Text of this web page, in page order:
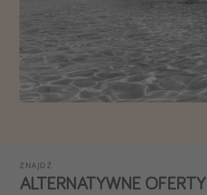
ZNAJDŹ
ALTERNATYWNE OFERTY